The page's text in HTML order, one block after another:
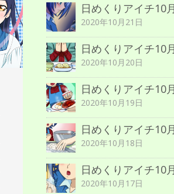
日めくりアイチ10
2020年10月21日
日めくりアイチ10
2020年10月20日
日めくりアイチ10
2020年10月19日
日めくりアイチ10
2020年10月18日
日めくりアイチ10
2020年10月17日